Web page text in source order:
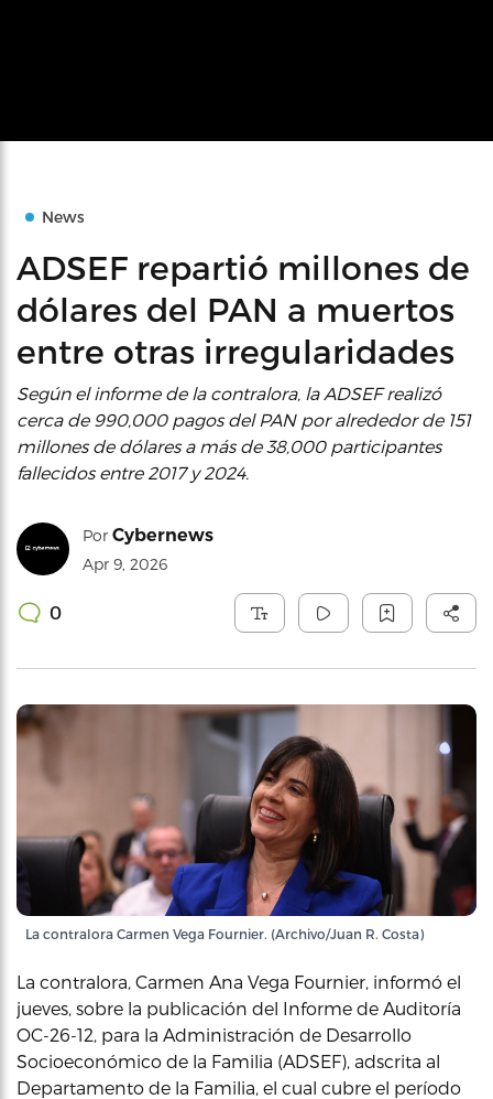
News
ADSEF repartió millones de
dólares del PAN a muertos
entre otras irregularidades
Según el informe de la contralora, la ADSEF realizó
cerca de 990,000 pagos del PAN por alrededor de 151
millones de dólares a más de 38,000 participantes
fallecidos entre 2017 y 2024.
Por Cybernews
Apr 9, 2026
0
La contralora Carmen Vega Fournier. (Archivo/Juan R. Costa)
La contralora, Carmen Ana Vega Fournier, informó el
jueves, sobre la publicación del Informe de Auditoría
OC-26-12, para la Administración de Desarrollo
Socioeconómico de la Familia (ADSEF), adscrita al
Departamento de la Familia, el cual cubre el período